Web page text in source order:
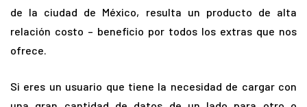
de la ciudad de México, resulta un producto de alta
relación costo – beneficio por todos los extras que nos
ofrece.
Si eres un usuario que tiene la necesidad de cargar con